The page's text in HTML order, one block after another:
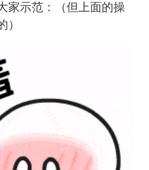
家示范：（但上面的操